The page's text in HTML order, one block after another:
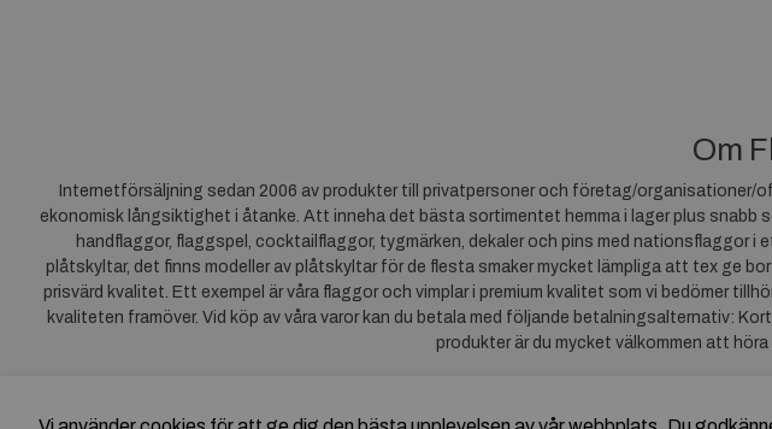
Om
Internetförsäljning sedan 2006 av produkter till privatpersoner och företag/organisationer/
ekonomisk långsiktighet i åtanke. Att inneha det bästa sortimentet hemma i lager plus
handflaggor, flaggspel, cocktailflaggor, tygmärken, dekaler och pins med nationsflaggor
plåtskyltar, det finns modeller av plåtskyltar för de flesta smaker mycket lämpliga att tex ge
prisvärd kvalitet. Ett exempel är våra flaggor och vimplar i premium kvalitet som vi bedömer
kvaliteten framöver. Vid köp av våra varor kan du betala med följande betalningsalternativ:
produkter är du mycket välkommen att